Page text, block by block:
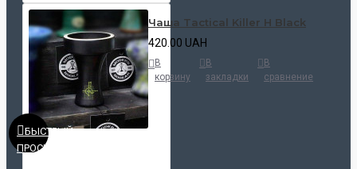
БЫСТРЫЙ
ПРОСМОТР
Чаша Tactical Killer H Black
420.00 UAH
В
корзину
В
закладки
В
сравнение